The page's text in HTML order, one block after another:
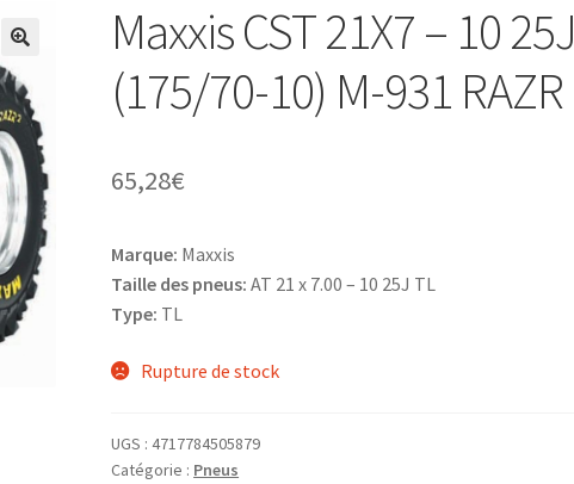
Maxxis CST 21X7 – 10 25J
(175/70-10) M-931 RAZR
65,28€
Marque: Maxxis
Taille des pneus: AT 21 x 7.00 – 10 25J TL
Type: TL
Rupture de stock
UGS :4717784505879
Catégorie : Pneus